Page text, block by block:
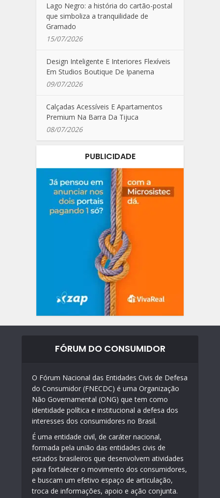
Lago Negro: a história do cartão-postal
que simboliza a tranquilidade de
Gramado
15/07/2026
Design Inteligente E Interiores Flexíveis
Em Studios Boutique De Ipanema
09/07/2026
Calçadas Acessíveis E Apartamentos
Premium Na Barra Da Tijuca
08/07/2026
PUBLICIDADE
FÓRUM DO CONSUMIDOR
O Fórum Nacional das Entidades Civis de Defesa
do Consumidor (FNECDC) é uma Organização
Não Governamental (ONG) que tem como
identidade política e institucional a defesa dos
interesses dos consumidores no Brasil.
É uma entidade civil, de caráter nacional,
formada pela união das entidades civis de
estados brasileiros que desenvolvem atividades
para fortalecer o movimento dos consumidores,
e buscam um efetivo espaço de articulação,
troca de informações, apoio e ação conjunta.